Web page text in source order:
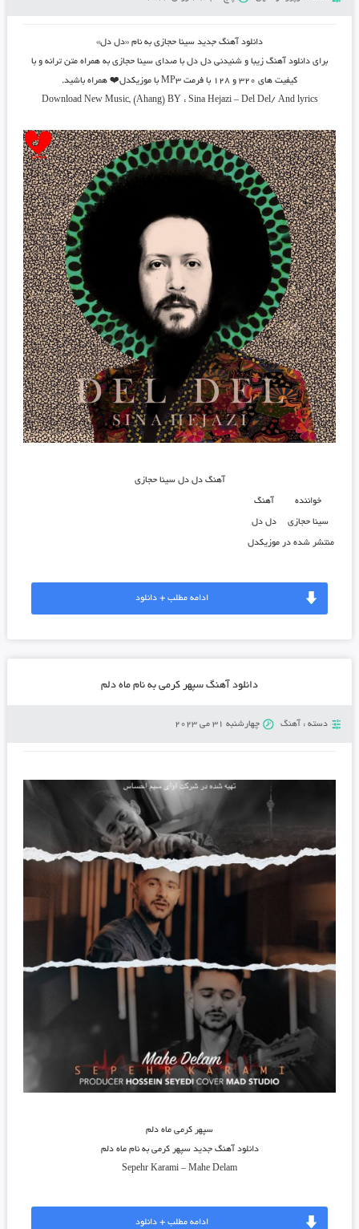
دانلود آهنگ جدید سینا حجازی به نام «دل دل»
برای دانلود آهنگ زیبا و شنیدنی دل دل با صدای سینا حجازی به همراه متن ترانه و با
کیفیت های ۳۲۰ و ۱۲۸ با فرمت MP3 با موزیکدل❤️ همراه باشید.
Download New Music, (Ahang) BY : Sina Hejazi – Del Del/ And lyrics
آهنگ دل دل سینا حجازی
خواننده آهنگ
سینا حجازی دل دل
منتشر شده در موزیکدل
ادامه مطلب + دانلود
دانلود آهنگ سپهر کرمی به نام ماه دلم
دسته : آهنگ چهارشنبه 31 می 2023
سپهر کرمی ماه دلم
دانلود آهنگ جدیدسپهر کرمی به نامماه دلم
Sepehr Karami –Mahe Delam
ادامه مطلب + دانلود